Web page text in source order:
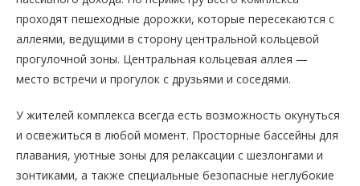
проходят пешеходные дорожки, которые пересекаются с
аллеями, ведущими в сторону центральной кольцевой
прогулочной зоны. Центральная кольцевая аллея —
место встречи и прогулок с друзьями и соседями.
У жителей комплекса всегда есть возможность окунуться
и освежиться в любой момент. Просторные бассейны для
плавания, уютные зоны для релаксации с шезлонгами и
зонтиками, а также специальные безопасные неглубокие